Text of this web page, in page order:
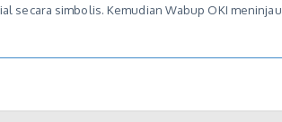
secara simbolis. Kemudian Wabup OKI meninjau